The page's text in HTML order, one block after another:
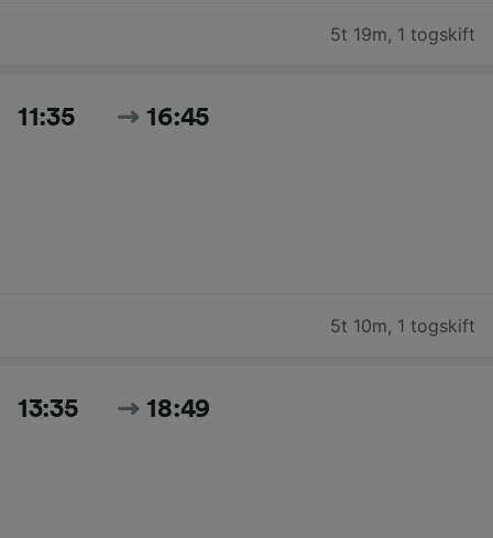
5t 19m, 1 togskift
11:35 16:45
5t 10m, 1 togskift
13:35 18:49